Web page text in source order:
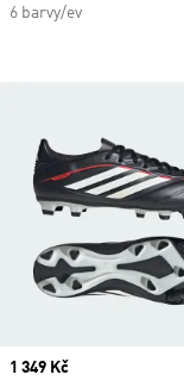
Price
1 349 Kč
6 barvy/ev